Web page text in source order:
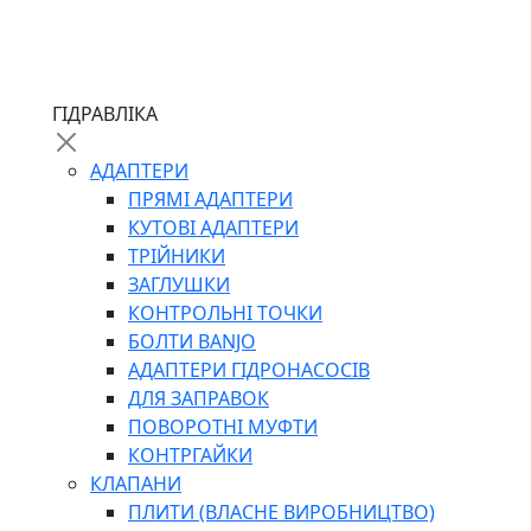
СИЛОВІ
ДРОТЯНІ
ПРУЖИННІ
НЕЙЛОНОВІ
ПРОРЕЗИНЕНІ
АВТОТОВАРИ
АВТОХІМІЯ
ДОМКРАТИ
ГІДРАВЛІКА
АДАПТЕРИ
ПРЯМІ АДАПТЕРИ
КУТОВІ АДАПТЕРИ
ТРІЙНИКИ
ЗАГЛУШКИ
КОНТРОЛЬНІ ТОЧКИ
БОЛТИ BANJO
АДАПТЕРИ ГІДРОНАСОСІВ
ДЛЯ ЗАПРАВОК
ПОВОРОТНІ МУФТИ
КОНТРГАЙКИ
КЛАПАНИ
ПЛИТИ (ВЛАСНЕ ВИРОБНИЦТВО)